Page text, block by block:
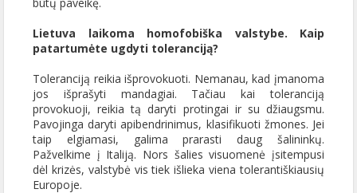
Lietuva laikoma homofobiška valstybe. Kaip
patartumėte ugdyti toleranciją?
Toleranciją reikia išprovokuoti. Nemanau, kad įmanoma
jos išprašyti mandagiai. Tačiau kai toleranciją
provokuoji, reikia tą daryti protingai ir su džiaugsmu.
Pavojinga daryti apibendrinimus, klasifikuoti žmones. Jei
taip elgiamasi, galima prarasti daug šalininkų.
Pažvelkime į Italiją. Nors šalies visuomenė įsitempusi
dėl krizės, valstybė vis tiek išlieka viena tolerantiškiausių
Europoje.